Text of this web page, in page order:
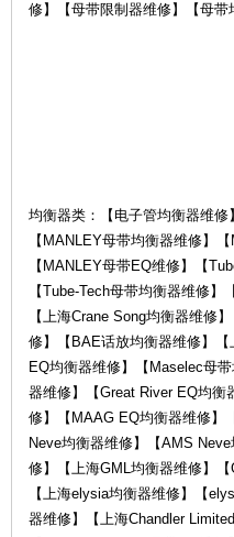
修】【母带限制器维修】【母带
均衡器类：【电子管均衡器维
【MANLEY母带均衡器维修】
【MANLEY母带EQ维修】【
【Tube-Tech母带均衡器维修
【上海Crane Song均衡器维修
修】【BAE话放均衡器维修】
EQ均衡器维修】【Maselec母
器维修】【Great River EQ均衡
修】【MAAG EQ均衡器维修】
Neve均衡器维修】【AMS
修】【上海GML均衡器维修】
【上海elysia均衡器维修】【
器维修】【上海Chandler